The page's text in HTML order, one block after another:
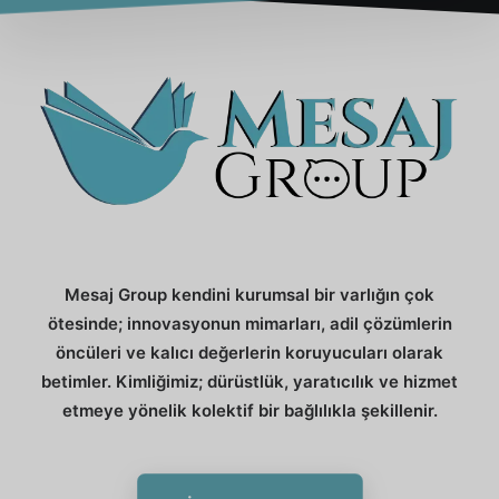
Mesaj Group kendini kurumsal bir varlığın çok
ötesinde; innovasyonun mimarları, adil çözümlerin
öncüleri ve kalıcı değerlerin koruyucuları olarak
betimler. Kimliğimiz; dürüstlük, yaratıcılık ve hizmet
etmeye yönelik kolektif bir bağlılıkla şekillenir.